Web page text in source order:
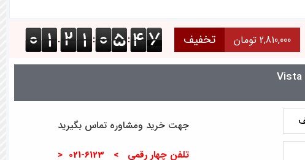
. : : تخفیف 2,810,000 تومان
جهت خرید ومشاوره تماس بگیرید
تلفن چهار رقمی > 6123-021 <